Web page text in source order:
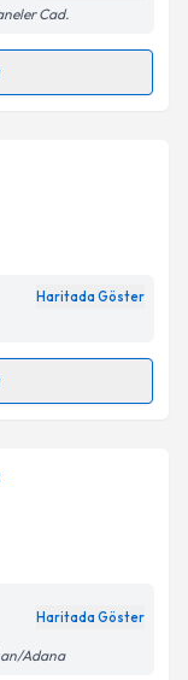
belirtilen
Cad.
almanız
ile
Aydınlatma
Haritada Göster
talebi
için bir
Haritada Göster
Adana